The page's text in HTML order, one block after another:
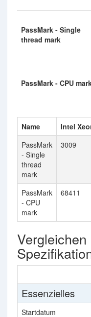
PassMark - Single
thread mark
PassMark - CPU
Name Intel
PassMark
- Single
thread
mark
3009
PassMark
- CPU
mark
68411
Vergleichen
Essenzielles
Startdatum